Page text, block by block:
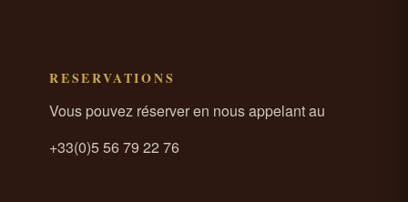
RESERVATIONS
Vous pouvez réserver en nous appelant au
+33(0)5 56 79 22 76